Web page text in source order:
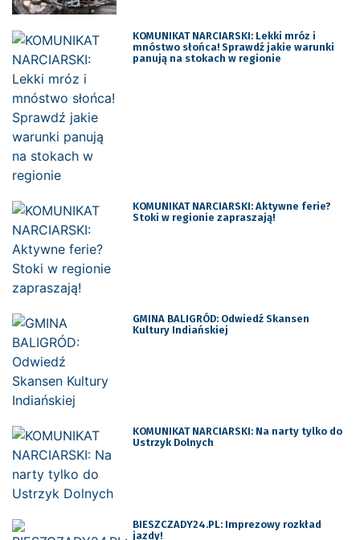
KOMUNIKAT NARCIARSKI: Lekki mróz i
mnóstwo słońca! Sprawdź jakie warunki
panują na stokach w regionie
KOMUNIKAT NARCIARSKI: Aktywne ferie?
Stoki w regionie zapraszają!
GMINA BALIGRÓD: Odwiedź Skansen
Kultury Indiańskiej
KOMUNIKAT NARCIARSKI: Na narty tylko do
Ustrzyk Dolnych
BIESZCZADY24.PL: Imprezowy rozkład
jazdy!